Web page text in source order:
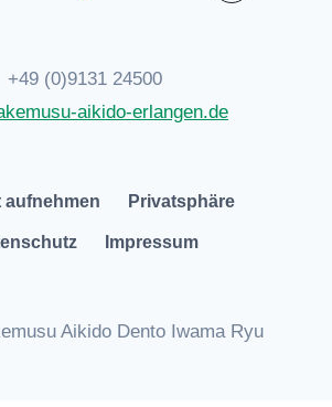
+49 (0)9131 24500
aikido-erlangen.de
aufnehmen Privatsphäre
Impressum
Aikido Dento Iwama Ryu